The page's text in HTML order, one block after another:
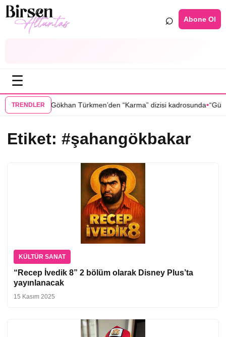
⌕ Abone Ol
☰
TRENDLER
ertelendi•Gökhan Türkmen’den “Karma” dizisi kadrosunda•“Güldür
Etiket: #şahangökbakar
KÜLTÜR SANAT
“Recep İvedik 8” 2 bölüm olarak Disney Plus’ta
yayınlanacak
15 Kasım 2025